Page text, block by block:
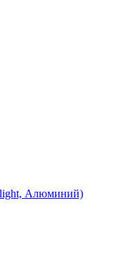
Алюминий)